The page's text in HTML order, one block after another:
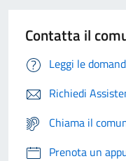
Contatta il
Leggi le
Richiedi
Chiama il
Prenota un